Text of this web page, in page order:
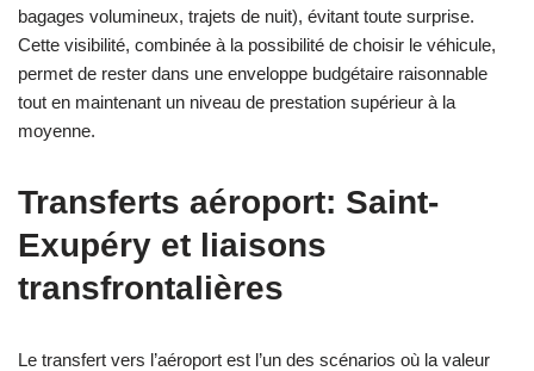
bagages volumineux, trajets de nuit), évitant toute surprise.
Cette visibilité, combinée à la possibilité de choisir le véhicule,
permet de rester dans une enveloppe budgétaire raisonnable
tout en maintenant un niveau de prestation supérieur à la
moyenne.
Transferts aéroport: Saint-
Exupéry et liaisons
transfrontalières
Le transfert vers l’aéroport est l’un des scénarios où la valeur